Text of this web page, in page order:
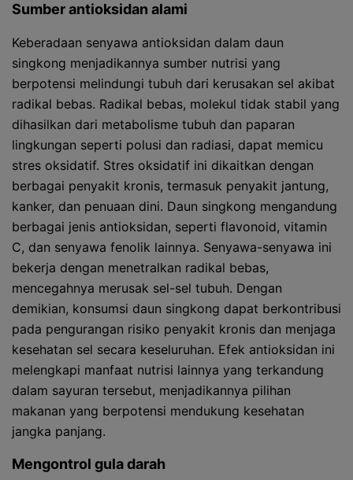
Sumber antioksidan alami
Keberadaan senyawa antioksidan dalam daun
singkong menjadikannya sumber nutrisi yang
berpotensi melindungi tubuh dari kerusakan sel akibat
radikal bebas. Radikal bebas, molekul tidak stabil yang
dihasilkan dari metabolisme tubuh dan paparan
lingkungan seperti polusi dan radiasi, dapat memicu
stres oksidatif. Stres oksidatif ini dikaitkan dengan
berbagai penyakit kronis, termasuk penyakit jantung,
kanker, dan penuaan dini. Daun singkong mengandung
berbagai jenis antioksidan, seperti flavonoid, vitamin
C, dan senyawa fenolik lainnya. Senyawa-senyawa ini
bekerja dengan menetralkan radikal bebas,
mencegahnya merusak sel-sel tubuh. Dengan
demikian, konsumsi daun singkong dapat berkontribusi
pada pengurangan risiko penyakit kronis dan menjaga
kesehatan sel secara keseluruhan. Efek antioksidan ini
melengkapi manfaat nutrisi lainnya yang terkandung
dalam sayuran tersebut, menjadikannya pilihan
makanan yang berpotensi mendukung kesehatan
jangka panjang.
Mengontrol gula darah